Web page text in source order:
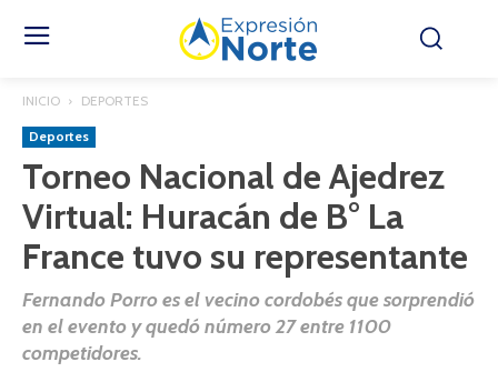
INICIO DEPORTES
Deportes
Torneo Nacional de Ajedrez
Virtual: Huracán de B° La
France tuvo su representante
Fernando Porro es el vecino cordobés que sorprendió
en el evento y quedó número 27 entre 1100
competidores.